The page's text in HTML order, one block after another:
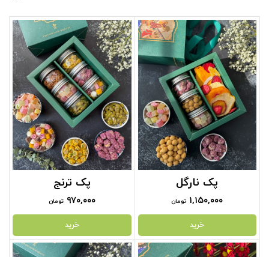
پک نارگل
۱,۱۵۰,۰۰۰ تومان
خرید
پک ترنج
۹۷۰,۰۰۰ تومان
خرید